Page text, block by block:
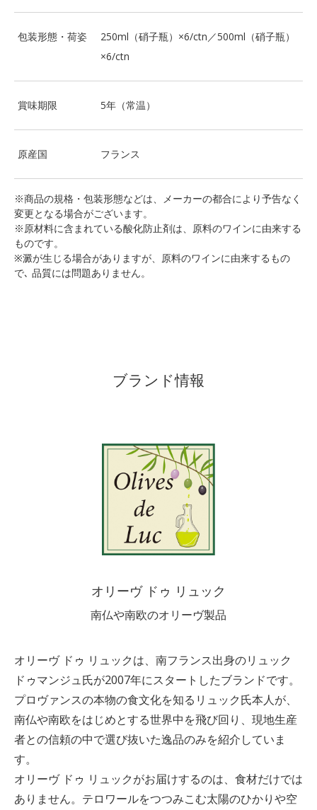
包装形態・荷姿
250ml（硝子瓶）×6/ctn／500ml（硝子瓶）
×6/ctn
賞味期限 5年（常温）
原産国 フランス
※商品の規格・包装形態などは、メーカーの都合により予告なく
変更となる場合がございます。
※原材料に含まれている酸化防止剤は、原料のワインに由来する
ものです。
※澱が生じる場合がありますが、原料のワインに由来するもの
で､ 品質には問題ありません。
ブランド情報
オリーヴ ドゥ リュック
南仏や南欧のオリーヴ製品
オリーヴ ドゥ リュックは、南フランス出身のリュック
ドゥマンジュ氏が2007年にスタートしたブランドです。
プロヴァンスの本物の食文化を知るリュック氏本人が、
南仏や南欧をはじめとする世界中を飛び回り、現地生産
者との信頼の中で選び抜いた逸品のみを紹介していま
す。
オリーヴ ドゥ リュックがお届けするのは、食材だけでは
ありません。テロワールをつつみこむ太陽のひかりや空